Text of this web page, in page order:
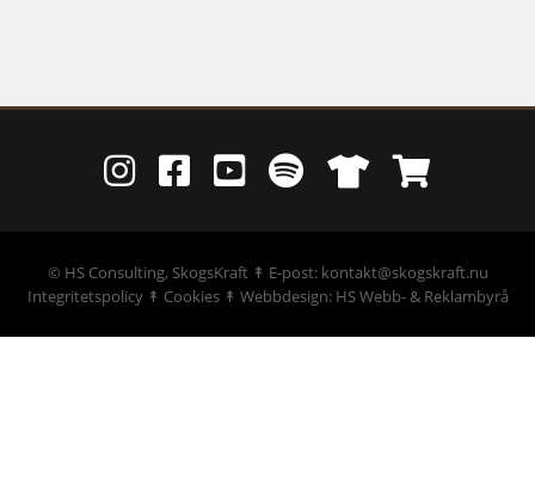
© HS Consulting, SkogsKraft↟ E-post: kontakt@skogskraft.nu
Integritetspolicy↟ Cookies↟ Webbdesign: HS Webb- & Reklambyrå